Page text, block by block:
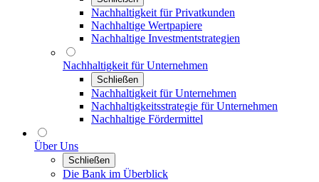
Nachhaltigkeit für Privatkunden
Nachhaltige Wertpapiere
Nachhaltige Investmentstrategien
Nachhaltigkeit für Unternehmen
Schließen
Nachhaltigkeit für Unternehmen
Nachhaltigkeitsstrategie für Unternehmen
Nachhaltige Fördermittel
Über Uns
Schließen
Die Bank im Überblick